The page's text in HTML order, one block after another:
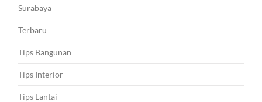
Surabaya
Terbaru
Tips Bangunan
Tips Interior
Tips Lantai